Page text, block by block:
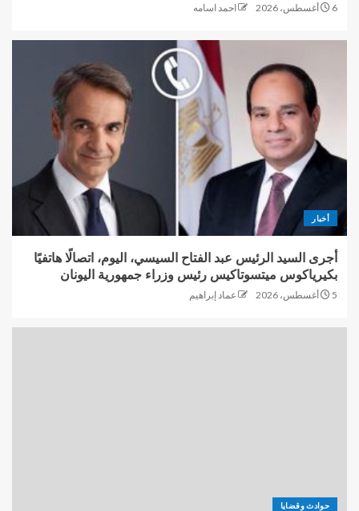
6 أغسطس، 2026 احمد اسامه
أخبار
أجرى السيد الرئيس عبد الفتاح السيسي، اليوم، اتصالًا هاتفيًا
بكيرياكوس ميتسوتاكيس رئيس وزراء جمهورية اليونان
5 أغسطس، 2026 عماد إبراهيم
حوادث وقضايا